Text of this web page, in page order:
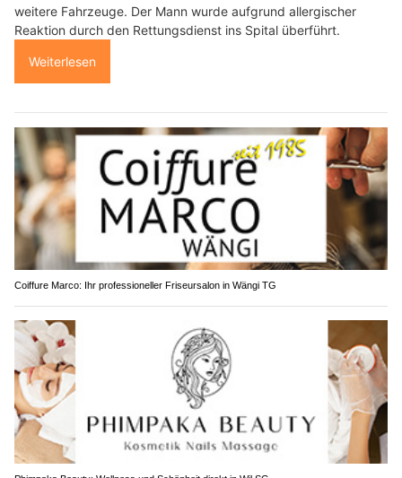
weitere Fahrzeuge. Der Mann wurde aufgrund allergischer
Reaktion durch den Rettungsdienst ins Spital überführt.
Weiterlesen
Coiffure Marco: Ihr professioneller Friseursalon in Wängi TG